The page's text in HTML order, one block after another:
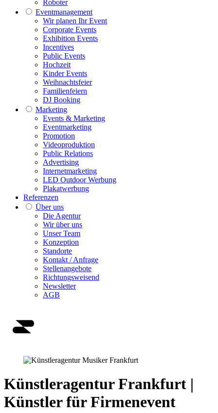
Roboter
Eventmanagement
Wir planen Ihr Event
Corporate Events
Exhibition Events
Incentives
Public Events
Hochzeit
Kinder Events
Weihnachtsfeier
Familienfeiern
DJ Booking
Marketing
Events & Marketing
Eventmarketing
Promotion
Videoproduktion
Public Relations
Advertising
Internetmarketing
LED Outdoor Werbung
Plakatwerbung
Referenzen
Über uns
Die Agentur
Wir über uns
Unser Team
Konzeption
Standorte
Kontakt / Anfrage
Stellenangebote
Richtungsweisend
Newsletter
AGB
Künstleragentur Frankfurt |
Künstler für Firmenevent